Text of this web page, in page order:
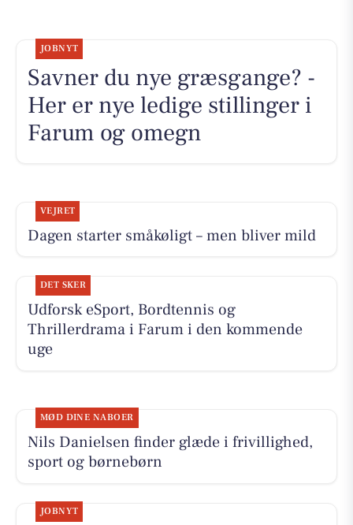
JOBNYT
Savner du nye græsgange? -
Her er nye ledige stillinger i
Farum og omegn
VEJRET
Dagen starter småkøligt – men bliver mild
DET SKER
Udforsk eSport, Bordtennis og
Thrillerdrama i Farum i den kommende
uge
MØD DINE NABOER
Nils Danielsen finder glæde i frivillighed,
sport og børnebørn
JOBNYT